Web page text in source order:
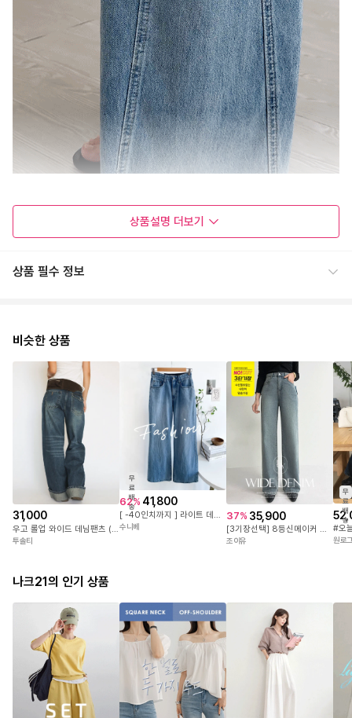
# 빈티지한 무드와
꾸민 듯, 안 꾸민 듯
감각적인 캐주얼룩을
연출해주는 데님 팬츠입니다.
허리는 안정감 있게 잡아주고,
힙부터 밑단까지
여유롭게 떨어지는
와이드 핏으로
군살은 자연스럽게
커버하면서 다리 라인을
더욱 길고 슬림하게
기본 티셔츠 하나만 매치해도
스타일리시한 데일리룩을
완성할 수 있습니다.
손이 자주 가는 데님 팬츠를 찾고
계셨다면 자신 있게
추천드려요!
상품설명 더보기
상품 필수 정보
비슷한 상품
31,000
투솔티
무
료
배
송
62% 41,800
수니베
37% 35,900
[3기장선택] 8등신메이커 데님 일자 와이드 팬츠
조이유
무
료
배
송
원로
나크21의 인기 상품